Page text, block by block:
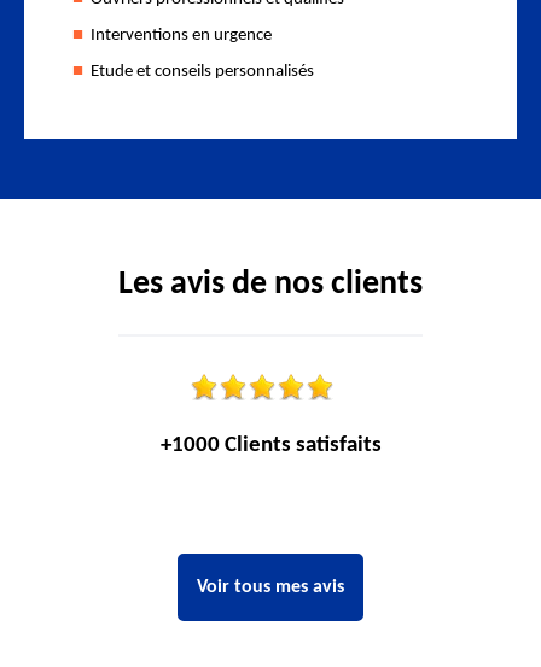
Interventions en urgence
Etude et conseils personnalisés
Les avis de nos clients
+1000 Clients satisfaits
Voir tous mes avis